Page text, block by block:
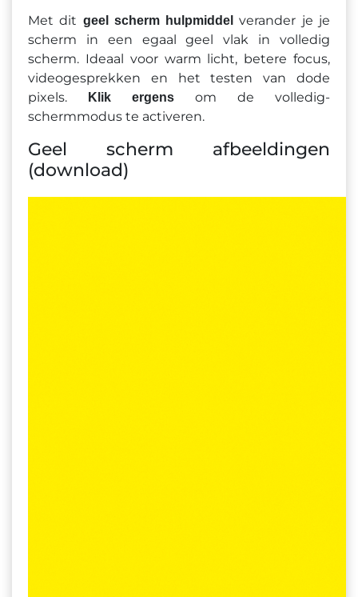
Met dit geel scherm hulpmiddel
verander je je
scherm in een egaal geel vlak in volledig
scherm. Ideaal voor warm licht, betere focus,
videogesprekken en het testen van dode
pixels.
Klik ergens om de volledig-
schermmodus te activeren.
Geel scherm afbeeldingen
(download)